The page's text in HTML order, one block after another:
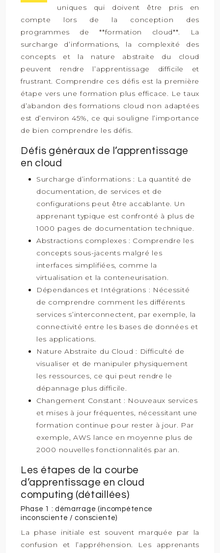
uniques qui doivent être pris en
compte lors de la conception des
programmes de **formation cloud**. La
surcharge d’informations, la complexité des
concepts et la nature abstraite du cloud
peuvent rendre l’apprentissage difficile et
frustrant. Comprendre ces défis est la première
étape vers une formation plus efficace. Le taux
d’abandon des formations cloud non adaptées
est d’environ 45%, ce qui souligne l’importance
de bien comprendre les défis.
Défis généraux de l’apprentissage
en cloud
Surcharge d’informations : La quantité de
documentation, de services et de
configurations peut être accablante. Un
apprenant typique est confronté à plus de
1000 pages de documentation technique.
Abstractions complexes : Comprendre les
concepts sous-jacents malgré les
interfaces simplifiées, comme la
virtualisation et la conteneurisation.
Dépendances et Intégrations : Nécessité
de comprendre comment les différents
services s’interconnectent, par exemple, la
connectivité entre les bases de données et
les applications.
Nature Abstraite du Cloud : Difficulté de
visualiser et de manipuler physiquement
les ressources, ce qui peut rendre le
dépannage plus difficile.
Changement Constant : Nouveaux services
et mises à jour fréquentes, nécessitant une
formation continue pour rester à jour. Par
exemple, AWS lance en moyenne plus de
2000 nouvelles fonctionnalités par an.
Les étapes de la courbe
d’apprentissage en cloud
computing (détaillées)
Phase 1 : démarrage (incompétence
inconsciente / consciente)
La phase initiale est souvent marquée par la
confusion et l’appréhension. Les apprenants